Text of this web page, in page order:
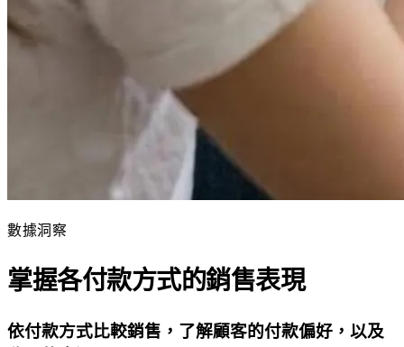
數據洞察
掌握各付款方式的銷售表現
依付款方式比較銷售，了解顧客的付款偏好，以及